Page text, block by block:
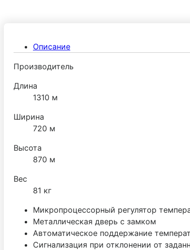
Описание
Производитель
Длина
1310 м
Ширина
720 м
Высота
870 м
Вес
81 кг
Микропроцессорный регулятор
Металлическая дверь с замком
Автоматическое поддержание
Сигнализация при отклонении от